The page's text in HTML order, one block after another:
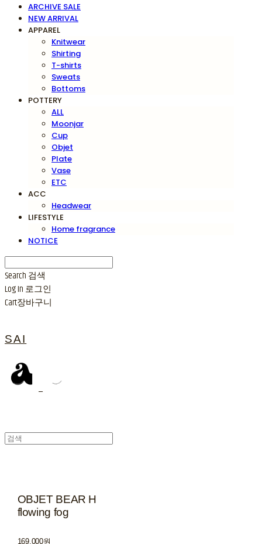
ARCHIVE SALE
NEW ARRIVAL
APPAREL
Knitwear
Shirting
T-shirts
Sweats
Bottoms
POTTERY
ALL
Moonjar
Cup
Objet
Plate
Vase
ETC
ACC
Headwear
LIFESTYLE
Home fragrance
NOTICE
Search 검색
Log In 로그인
Cart장바구니
SAI
OBJET BEAR H
flowing fog
169,000원